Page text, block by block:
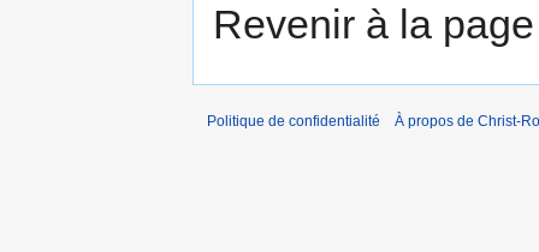
Revenir à la
Politique de confidentialité À propos de Christ-